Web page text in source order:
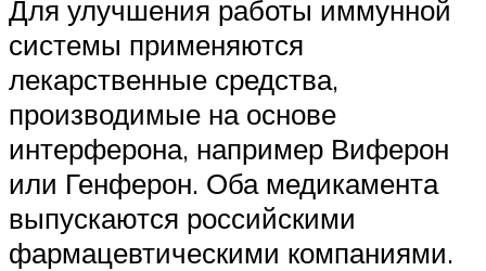
Для улучшения работы иммунной
системы применяются
лекарственные средства,
производимые на основе
интерферона, например Виферон
или Генферон. Оба медикамента
выпускаются российскими
фармацевтическими компаниями.